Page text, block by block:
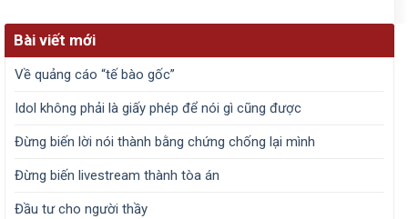
Bài viết mới
Về quảng cáo “tế bào gốc”
Idol không phải là giấy phép để nói gì cũng được
Đừng biến lời nói thành bằng chứng chống lại mình
Đừng biến livestream thành tòa án
Đầu tư cho người thầy